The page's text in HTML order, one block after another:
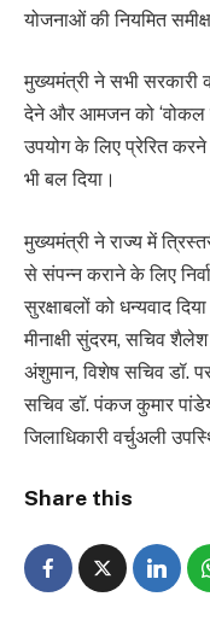
योजनाओं की नियमित
मुख्यमंत्री ने सभी सरकारी
देने और आमजन को
उपयोग के लिए प्रेरित
भी बल दिया।
मुख्यमंत्री ने राज्य में
से संपन्न कराने के लिए
सुरक्षाबलों को धन्यवाद
मीनाक्षी सुंदरम, सचिव
अंशुमान, विशेष सचिव डॉ.
सचिव डॉ. पंकज कुमार
जिलाधिकारी वर्चुअली
Share this